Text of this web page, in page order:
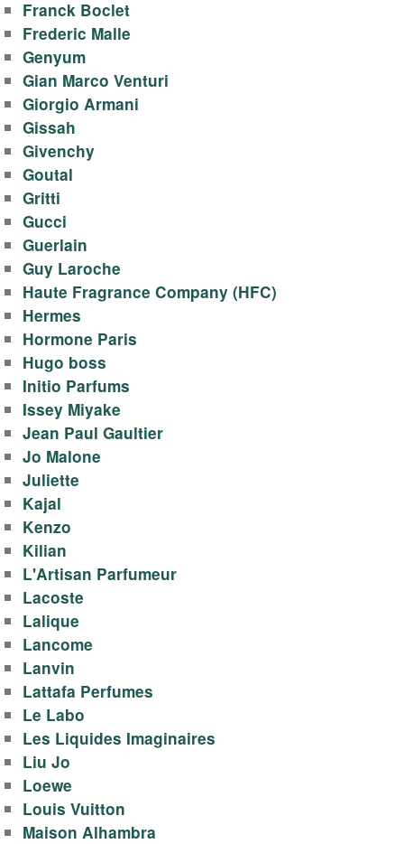
д
ы
,
д
у
х
о
в
Franck Boclet
Frederic Malle
Genyum
Gian Marco Venturi
Giorgio Armani
Gissah
Givenchy
Goutal
Gritti
Gucci
Guerlain
Guy Laroche
Haute Fragrance Company (HFC)
Hermes
Hormone Paris
Hugo boss
Initio Parfums
Issey Miyake
Jean Paul Gaultier
Jo Malone
Juliette
Kajal
Kenzo
Kilian
L'Artisan Parfumeur
Lacoste
Lalique
Lancome
Lanvin
Lattafa Perfumes
Le Labo
Les Liquides Imaginaires
Liu Jo
Loewe
Louis Vuitton
Maison Alhambra